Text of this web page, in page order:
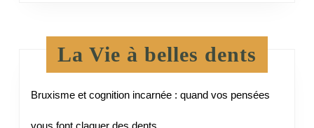
La Vie à belles dents
Bruxisme et cognition incarnée : quand vos pensées
vous font claquer des dents